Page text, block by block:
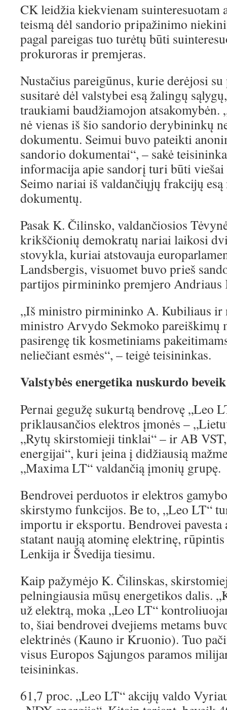
CK leidžia kiekvienam suinteresuotam
teismą dėl sandorio pripažinimo
pagal pareigas tuo turėtų būti
prokuroras ir premjeras.
Nustačius pareigūnus, kurie derėjosi
susitarė dėl valstybei esą žalingų
traukiami baudžiamojon atsakomybėn.
nė vienas iš šio sandorio derybininkų
dokumentu. Seimui buvo pateikti
sandorio dokumentai“, – sakė
informacija apie sandorį turi būti viešai
Seimo nariai iš valdančiųjų frakcijų esą
dokumentų.
Pasak K. Čilinsko, valdančiosios
krikščionių demokratų nariai laikosi
stovykla, kuriai atstovauja
Landsbergis, visuomet buvo prieš
partijos pirmininko premjero Andriaus
„Iš ministro pirmininko A. Kubiliaus ir
ministro Arvydo Sekmoko pareiškimų
pasirengę tik kosmetiniams
neliečiant esmės“, – teigė teisininkas.
Valstybės energetika nuskurdo
Pernai gegužę sukurtą bendrovę „Leo
priklausančios elektros įmonės –
„Rytų skirstomieji tinklai“ – ir AB
energijai“, kuri įeina į didžiausią
„Maxima LT“ valdančią įmonių grupę.
Bendrovei perduotos ir elektros
skirstymo funkcijos. Be to, „Leo LT“
importu ir eksportu. Bendrovei
statant naują atominę elektrinę,
Lenkija ir Švedija tiesimu.
Kaip pažymėjo K. Čilinskas,
pelningiausia mūsų energetikos dalis.
už elektrą, moka „Leo LT“
to, šiai bendrovei dvejiems metams
elektrinės (Kauno ir Kruonio). Tuo
visus Europos Sąjungos paramos
teisininkas.
61,7 proc. „Leo LT“ akcijų valdo